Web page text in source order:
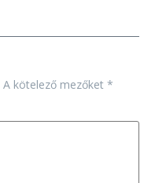
A kötelező mezőket *